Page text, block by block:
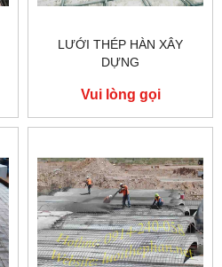
LƯỚI THÉP HÀN XÂY
DỰNG
Vui lòng gọi